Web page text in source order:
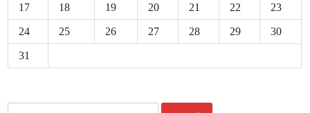
17 18 19 20 21 22 23
24 25 26 27 28 29 30
31